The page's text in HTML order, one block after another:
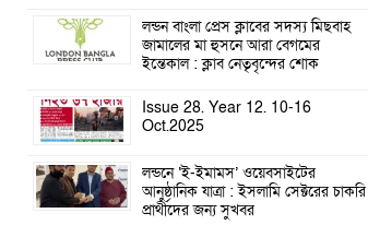
লন্ডন বাংলা প্রেস ক্লাবের সদস্য মিছবাহ
জামালের মা হুসনে আরা বেগমের
ইন্তেকাল : ক্লাব নেতৃবৃন্দের শোক
Issue 28. Year 12. 10-16
Oct.2025
লন্ডনে ‘ই-ইমামস’ ওয়েবসাইটের
আনুষ্ঠানিক যাত্রা : ইসলামি সেক্টরের চাকরি
প্রার্থীদের জন্য সুখবর